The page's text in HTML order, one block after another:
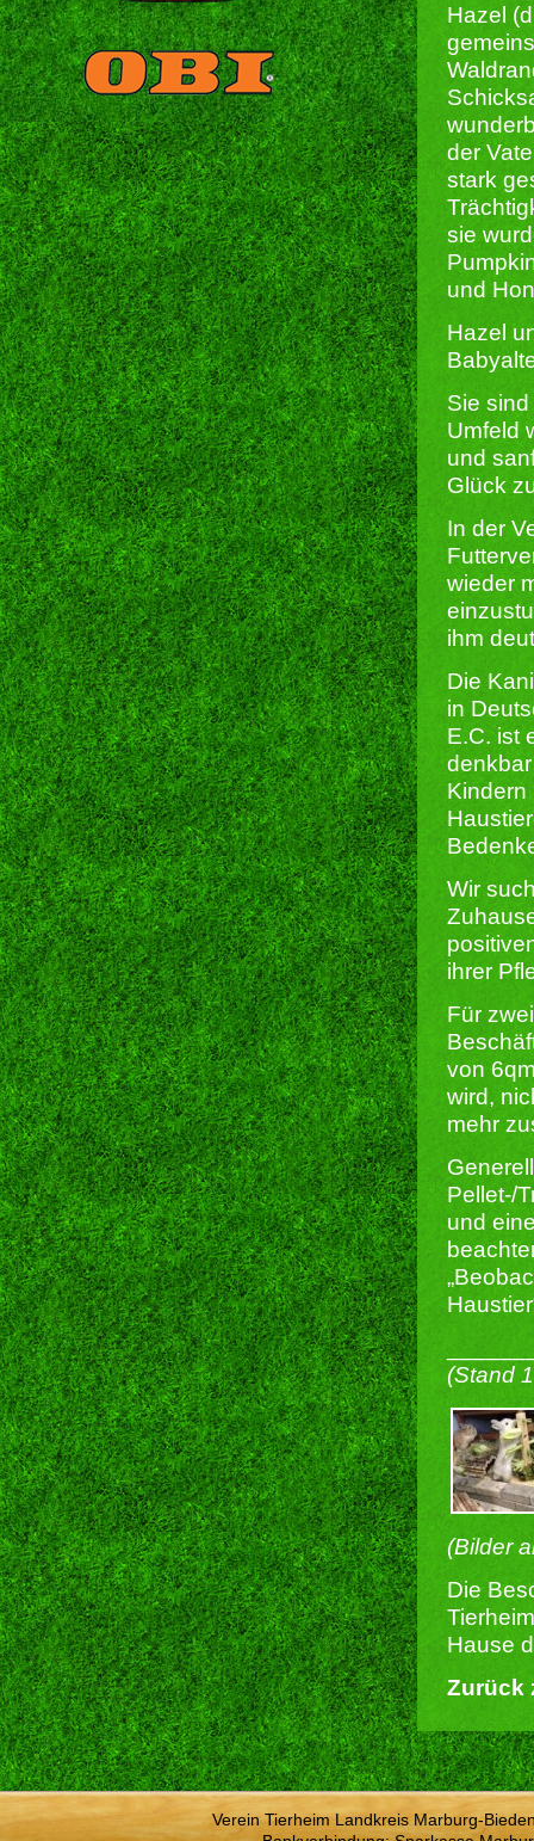
Hazel
der
stark
sie
und
Hazel
Sie
Umfeld
und
Glück
In der
wieder
ihm
Die
in
E.C. ist
Kindern
Wir
ihrer
Für
von
wird,
mehr
Pellet-/
und
(Stand
(Bilder
Die
Hause
Zurück
Verein Tierheim Landkreis Marburg-